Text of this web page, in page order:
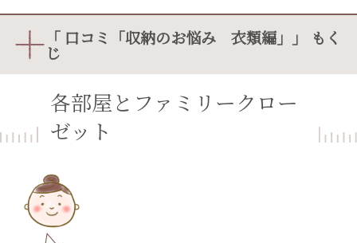
「 口コミ「収納のお悩み 衣類編」」 もく
じ
各部屋とファミリークロー
ゼット